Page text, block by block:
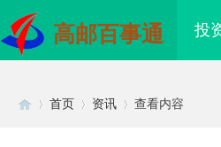
高邮百事通 投
首页 资讯 查看内容